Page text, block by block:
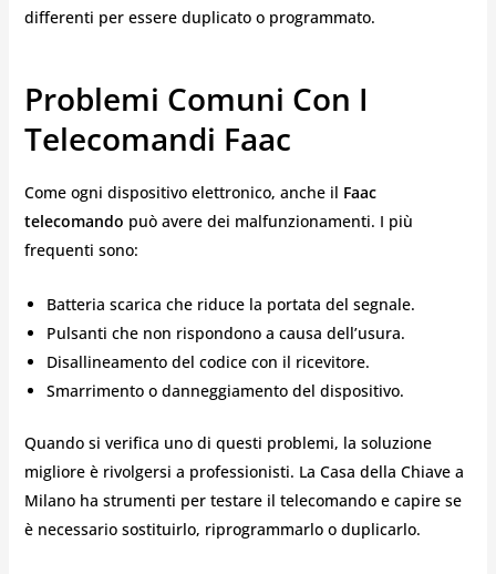
differenti per essere duplicato o programmato.
Problemi Comuni Con I
Telecomandi Faac
Come ogni dispositivo elettronico, anche il Faac
telecomando può avere dei malfunzionamenti. I più
frequenti sono:
Batteria scarica che riduce la portata del segnale.
Pulsanti che non rispondono a causa dell’usura.
Disallineamento del codice con il ricevitore.
Smarrimento o danneggiamento del dispositivo.
Quando si verifica uno di questi problemi, la soluzione
migliore è rivolgersi a professionisti. La Casa della Chiave a
Milano ha strumenti per testare il telecomando e capire se
è necessario sostituirlo, riprogrammarlo o duplicarlo.